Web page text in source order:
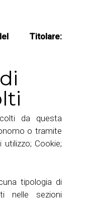
Titolare:
da questa
o tramite
Cookie;
tipologia di
nelle sezioni